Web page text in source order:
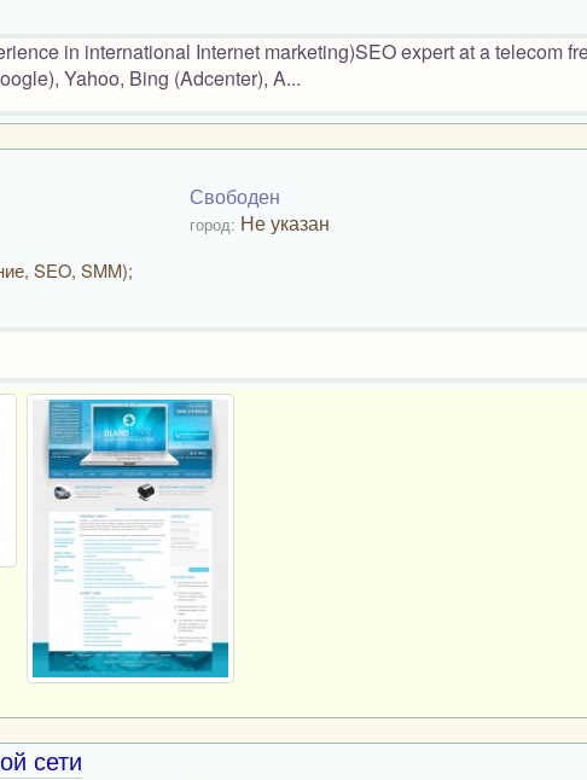
in international Internet marketing)SEO expert at a telecom
Yahoo, Bing (Adcenter), A...
SEO, SMM);
Свободен
город: Не указан
сети